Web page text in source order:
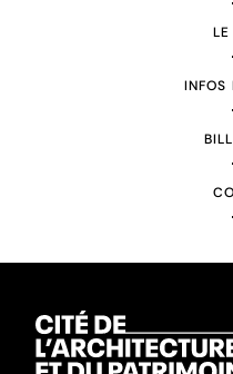
LE
INFOS